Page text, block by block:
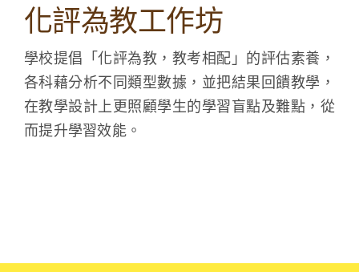
化評為教工作坊
學校提倡「化評為教，教考相配」的評估素養，
各科藉分析不同類型數據，並把結果回饋教學，
在教學設計上更照顧學生的學習盲點及難點，從
而提升學習效能。